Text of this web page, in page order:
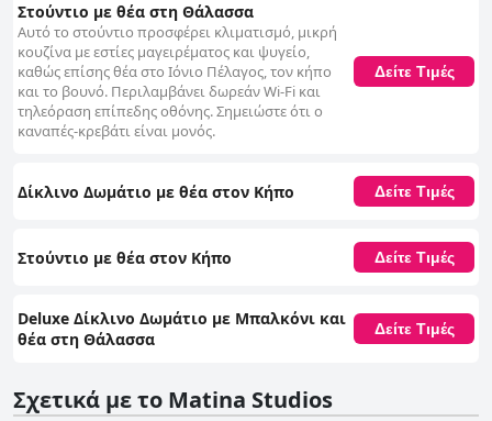
Στούντιο με θέα στη Θάλασσα
Αυτό το στούντιο προσφέρει κλιματισμό, μικρή
κουζίνα με εστίες μαγειρέματος και ψυγείο,
καθώς επίσης θέα στο Ιόνιο Πέλαγος, τον κήπο
και το βουνό. Περιλαμβάνει δωρεάν Wi-Fi και
τηλεόραση επίπεδης οθόνης. Σημειώστε ότι ο
καναπές-κρεβάτι είναι μονός.
Δείτε Τιμές
Δίκλινο Δωμάτιο με θέα στον Κήπο Δείτε Τιμές
Στούντιο με θέα στον Κήπο Δείτε Τιμές
Deluxe Δίκλινο Δωμάτιο με Μπαλκόνι και
θέα στη Θάλασσα
Δείτε Τιμές
Σχετικά με το Matina Studios